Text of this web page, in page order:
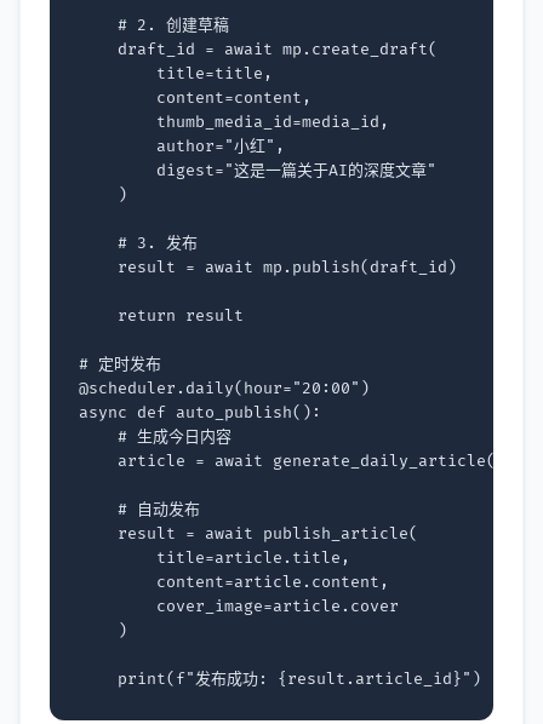
# 2. 创建草稿
draft_id
= await mp . create_draft(
title=title ,
content=content ,
thumb_media_id=media_id ,
author="小红" ,
digest="这是一篇关于AI的深度文章"
)
# 3. 发布
result
= await mp . publish( draft_id )
return result
# 定时发布
@scheduler . daily( hour="20:00" )
async
def auto_publish():
# 生成今日内容
article
= await generate_daily_article()
# 自动发布
result
= await publish_article(
title=article . title ,
content=article . content ,
cover_image=article . cover
)
print( f"发布成功: { result . article_id }" )